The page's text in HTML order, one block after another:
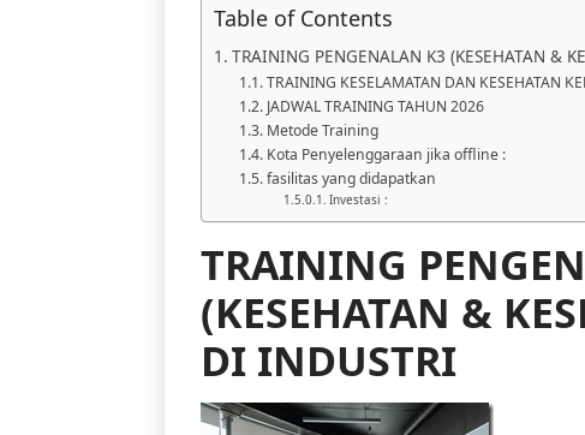
Table of Contents
TRAINING PENGENALAN K3 (KESEHATAN &
TRAINING KESELAMATAN DAN KESEHATAN
JADWAL TRAINING TAHUN 2026
Metode Training
Kota Penyelenggaraan jika offline :
fasilitas yang didapatkan
Investasi :
TRAINING
(KESEHATAN &
DI INDUSTRI